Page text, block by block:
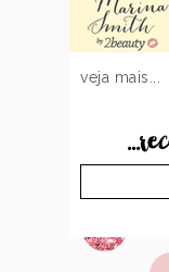
veja mais...